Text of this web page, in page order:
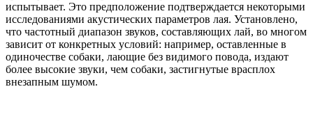
испытывает. Это предположение подтверждается некоторыми
исследованиями акустических параметров лая. Установлено,
что частотный диапазон звуков, составляющих лай, во многом
зависит от конкретных условий: например, оставленные в
одиночестве собаки, лающие без видимого повода, издают
более высокие звуки, чем собаки, застигнутые врасплох
внезапным шумом.